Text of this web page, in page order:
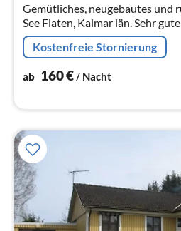
Gemütliches, neugebautes und
See Flaten, Kalmar län. Sehr gute Angelmöglichkeiten.
Seit 2025 mit neugebauter Sauna.
Kostenfreie Stornierung
ab 160€/ Nacht